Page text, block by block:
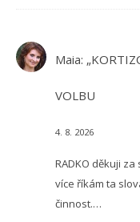
Maia:
VOLBU
4. 8. 2026
RADKO děkuji
více říkám ta
činnost.…